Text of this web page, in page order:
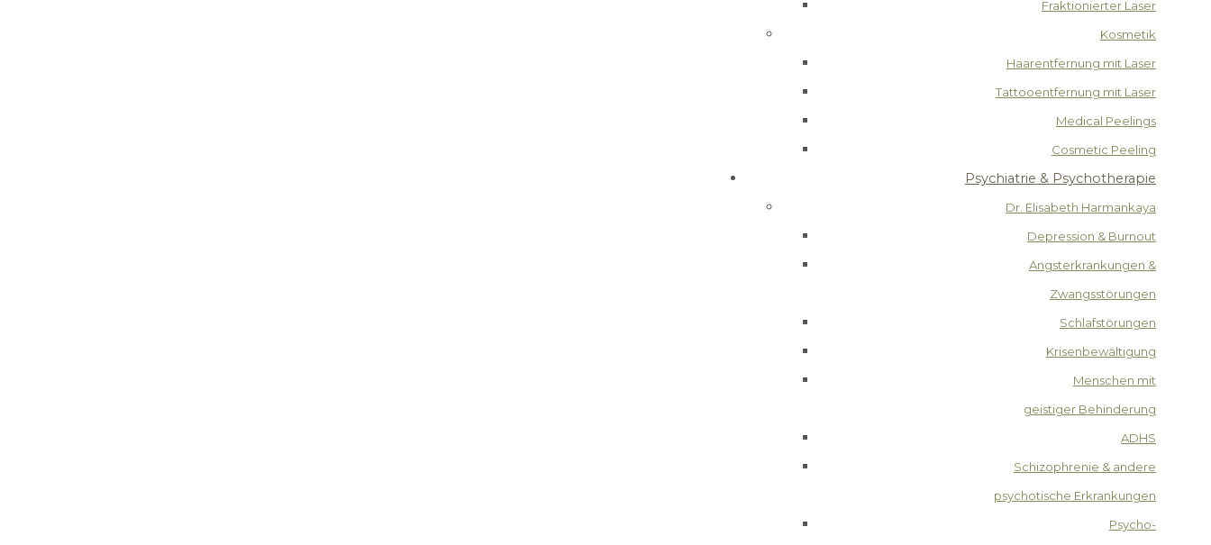
Fraktionierter Laser
Kosmetik
Haarentfernung mit Laser
Tattooentfernung mit Laser
Medical Peelings
Cosmetic Peeling
Psychiatrie & Psychotherapie
Dr. Elisabeth Harmankaya
Depression & Burnout
Angsterkrankungen &
Zwangsstörungen
Schlafstörungen
Krisenbewältigung
Menschen mit
geistiger Behinderung
ADHS
Schizophrenie & andere
psychotische Erkrankungen
Psycho-